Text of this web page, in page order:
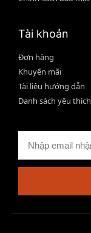
Tài khoản
Đơn hàng
Khuyến mãi
Tài liệu hướng dẫn
Danh sách yêu thích